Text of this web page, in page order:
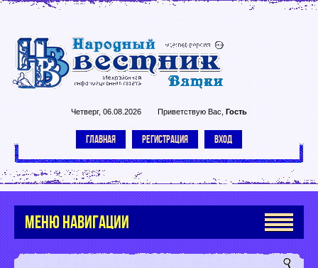
Четверг, 06.08.2026 Приветствую Вас Гость
ГЛАВНАЯ РЕГИСТРАЦИЯ ВХОД
МЕНЮ НАВИГАЦИИ